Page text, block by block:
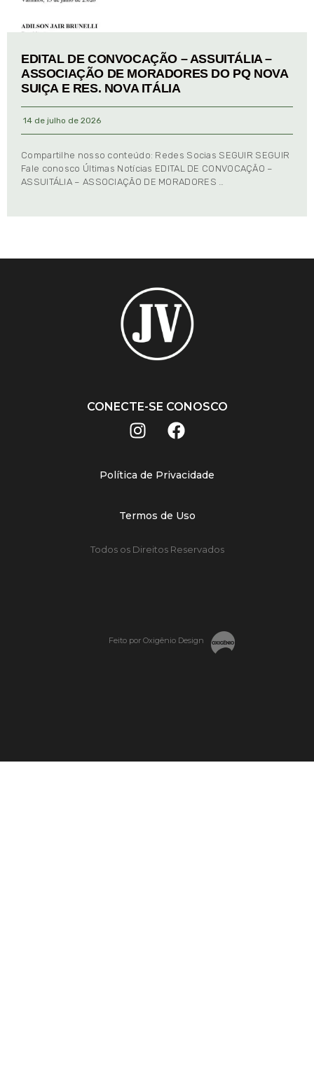
EDITAL DE CONVOCAÇÃO – ASSUITÁLIA –
ASSOCIAÇÃO DE MORADORES DO PQ NOVA
SUIÇA E RES. NOVA ITÁLIA
14 de julho de 2026
Compartilhe nosso conteúdo: Redes Socias SEGUIR SEGUIR
Fale conosco Últimas Notícias EDITAL DE CONVOCAÇÃO –
ASSUITÁLIA – ASSOCIAÇÃO DE MORADORES …
CONECTE-SE CONOSCO
Política de Privacidade
Termos de Uso
Todos os Direitos Reservados
Feito por Oxigênio Design